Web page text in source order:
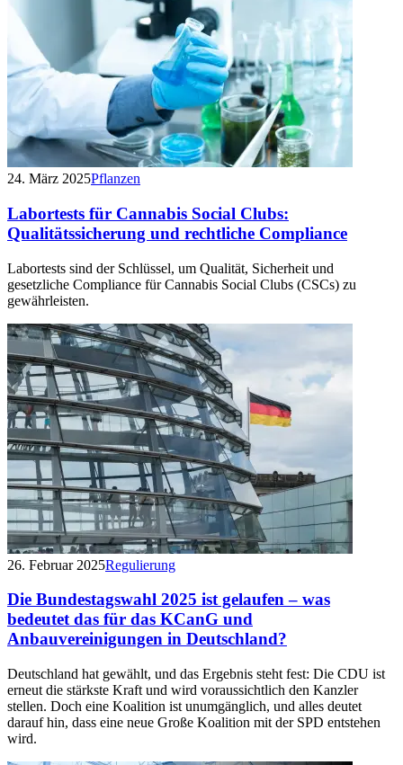
24. März 2025Pflanzen
Labortests für Cannabis Social Clubs:
Qualitätssicherung und rechtliche Compliance
Labortests sind der Schlüssel, um Qualität, Sicherheit und
gesetzliche Compliance für Cannabis Social Clubs (CSCs) zu
gewährleisten.
26. Februar 2025Regulierung
Die Bundestagswahl 2025 ist gelaufen – was
bedeutet das für das KCanG und
Anbauvereinigungen in Deutschland?
Deutschland hat gewählt, und das Ergebnis steht fest: Die CDU ist
erneut die stärkste Kraft und wird voraussichtlich den Kanzler
stellen. Doch eine Koalition ist unumgänglich, und alles deutet
darauf hin, dass eine neue Große Koalition mit der SPD entstehen
wird.